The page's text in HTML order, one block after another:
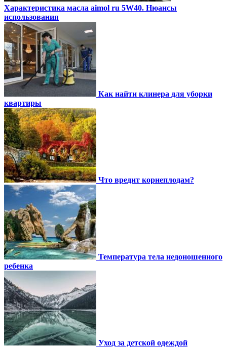
Характеристика масла aimol ru 5W40. Нюансы
использования
Как найти клинера для уборки
квартиры
Что вредит корнеплодам?
Температура тела недоношенного
ребенка
Уход за детской одеждой